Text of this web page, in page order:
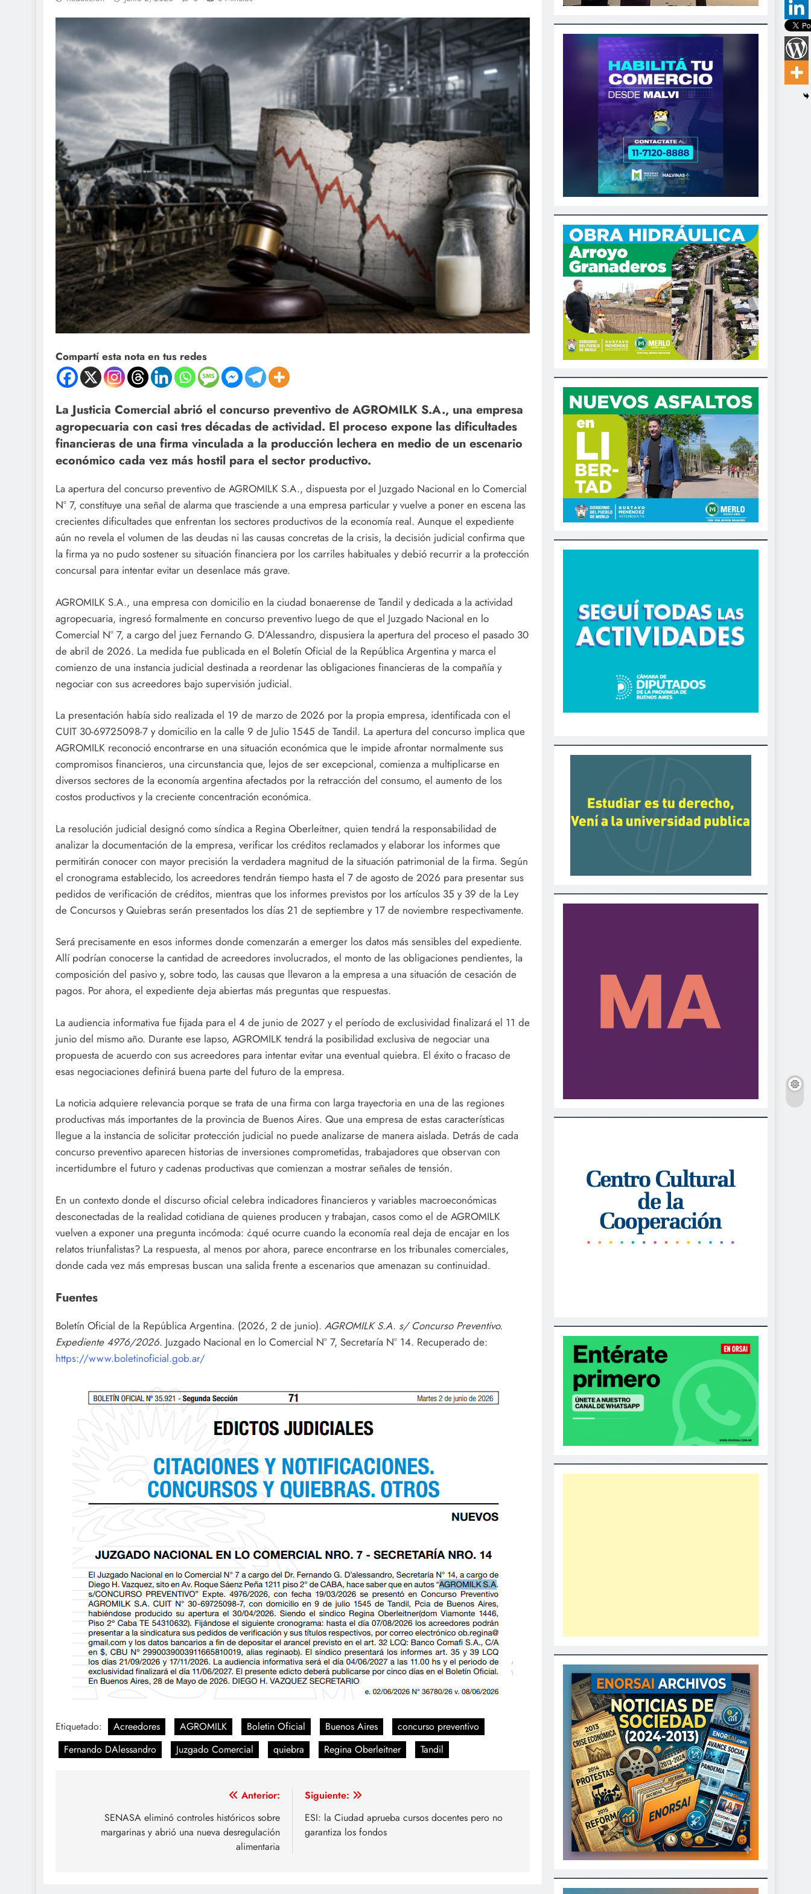
Compartí esta nota en tus redes
La Justicia Comercial abrió el concurso preventivo de AGROMILK S.A., una empresa
agropecuaria con casi tres décadas de actividad. El proceso expone las dificultades
financieras de una firma vinculada a la producción lechera en medio de un escenario
económico cada vez más hostil para el sector productivo.
La apertura del concurso preventivo de AGROMILK S.A., dispuesta por el Juzgado Nacional en lo Comercial
N° 7, constituye una señal de alarma que trasciende a una empresa particular y vuelve a poner en escena las
crecientes dificultades que enfrentan los sectores productivos de la economía real. Aunque el expediente
aún no revela el volumen de las deudas ni las causas concretas de la crisis, la decisión judicial confirma que
la firma ya no pudo sostener su situación financiera por los carriles habituales y debió recurrir a la protección
concursal para intentar evitar un desenlace más grave.
AGROMILK S.A., una empresa con domicilio en la ciudad bonaerense de Tandil y dedicada a la actividad
agropecuaria, ingresó formalmente en concurso preventivo luego de que el Juzgado Nacional en lo
Comercial N° 7, a cargo del juez Fernando G. D’Alessandro, dispusiera la apertura del proceso el pasado 30
de abril de 2026. La medida fue publicada en el Boletín Oficial de la República Argentina y marca el
comienzo de una instancia judicial destinada a reordenar las obligaciones financieras de la compañía y
negociar con sus acreedores bajo supervisión judicial.
La presentación había sido realizada el 19 de marzo de 2026 por la propia empresa, identificada con el
CUIT 30-69725098-7 y domicilio en la calle 9 de Julio 1545 de Tandil. La apertura del concurso implica que
AGROMILK reconoció encontrarse en una situación económica que le impide afrontar normalmente sus
compromisos financieros, una circunstancia que, lejos de ser excepcional, comienza a multiplicarse en
diversos sectores de la economía argentina afectados por la retracción del consumo, el aumento de los
costos productivos y la creciente concentración económica.
La resolución judicial designó como síndica a Regina Oberleitner, quien tendrá la responsabilidad de
analizar la documentación de la empresa, verificar los créditos reclamados y elaborar los informes que
permitirán conocer con mayor precisión la verdadera magnitud de la situación patrimonial de la firma. Según
el cronograma establecido, los acreedores tendrán tiempo hasta el 7 de agosto de 2026 para presentar sus
pedidos de verificación de créditos, mientras que los informes previstos por los artículos 35 y 39 de la Ley
de Concursos y Quiebras serán presentados los días 21 de septiembre y 17 de noviembre respectivamente.
Será precisamente en esos informes donde comenzarán a emerger los datos más sensibles del expediente.
Allí podrían conocerse la cantidad de acreedores involucrados, el monto de las obligaciones pendientes, la
composición del pasivo y, sobre todo, las causas que llevaron a la empresa a una situación de cesación de
pagos. Por ahora, el expediente deja abiertas más preguntas que respuestas.
La audiencia informativa fue fijada para el 4 de junio de 2027 y el período de exclusividad finalizará el 11 de
junio del mismo año. Durante ese lapso, AGROMILK tendrá la posibilidad exclusiva de negociar una
propuesta de acuerdo con sus acreedores para intentar evitar una eventual quiebra. El éxito o fracaso de
esas negociaciones definirá buena parte del futuro de la empresa.
La noticia adquiere relevancia porque se trata de una firma con larga trayectoria en una de las regiones
productivas más importantes de la provincia de Buenos Aires. Que una empresa de estas características
llegue a la instancia de solicitar protección judicial no puede analizarse de manera aislada. Detrás de cada
concurso preventivo aparecen historias de inversiones comprometidas, trabajadores que observan con
incertidumbre el futuro y cadenas productivas que comienzan a mostrar señales de tensión.
En un contexto donde el discurso oficial celebra indicadores financieros y variables macroeconómicas
desconectadas de la realidad cotidiana de quienes producen y trabajan, casos como el de AGROMILK
vuelven a exponer una pregunta incómoda: ¿qué ocurre cuando la economía real deja de encajar en los
relatos triunfalistas? La respuesta, al menos por ahora, parece encontrarse en los tribunales comerciales,
donde cada vez más empresas buscan una salida frente a escenarios que amenazan su continuidad.
Fuentes
Boletín Oficial de la República Argentina. (2026, 2 de junio). AGROMILK S.A. s/ Concurso Preventivo.
Expediente 4976/2026. Juzgado Nacional en lo Comercial N° 7, Secretaría N° 14. Recuperado de:
https://www.boletinoficial.gob.ar/
Etiquetado: Acreedores AGROMILK Boletin Oficial Buenos Aires
concurso preventivo
Fernando DAlessandro
Juzgado Comercial quiebra Regina Oberleitner Tandil
entradas
Anterior:
SENASA eliminó controles históricos sobre
margarinas y abrió una nueva desregulación
alimentaria
Siguiente:
ESI: la Ciudad aprueba cursos docentes pero no
garantiza los fondos